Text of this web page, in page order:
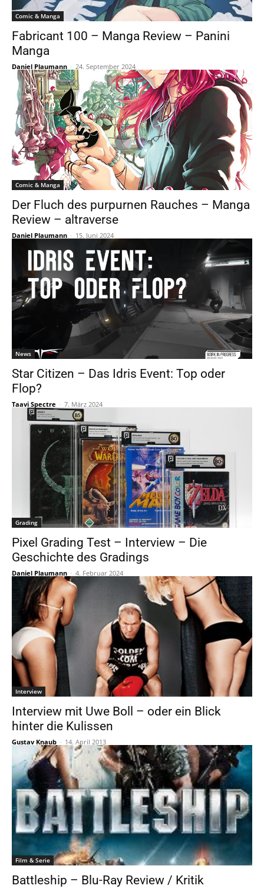
Comic & Manga
Fabricant 100 – Manga Review – Panini
Manga
Daniel Plaumann - 24. September 2024
Comic & Manga
Der Fluch des purpurnen Rauches – Manga
Review – altraverse
Daniel Plaumann - 15. Juni 2024
News
Star Citizen – Das Idris Event: Top oder
Flop?
Taavi Spectre - 7. März 2024
Grading
Pixel Grading Test – Interview – Die
Geschichte des Gradings
Daniel Plaumann - 4. Februar 2024
Interview
Interview mit Uwe Boll – oder ein Blick
hinter die Kulissen
Gustav Knaub - 14. April 2013
Film & Serie
Battleship – Blu-Ray Review / Kritik